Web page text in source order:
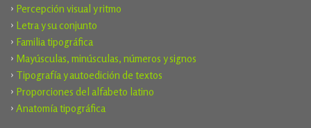
› Percepción visual y ritmo
› Letra y su conjunto
› Familia tipográfica
› Mayúsculas, minúsculas, números y signos
› Tipografía y autoedición de textos
› Proporciones del alfabeto latino
› Anatomía tipográfica